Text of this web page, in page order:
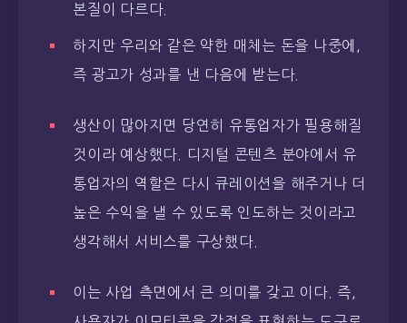
본질이 다르다.
하지만 우리와 같은 약한 매체는 돈을 나중에,
즉 광고가 성과를 낸 다음에 받는다.
생산이 많아지면 당연히 유통업자가 필용해질
것이라 예상했다. 디지털 콘텐츠 분야에서 유
통업자의 역할은 다시 큐레이션을 해주거나 더
높은 수익을 낼 수 있도록 인도하는 것이라고
생각해서 서비스를 구상했다.
이는 사업 측면에서 큰 의미를 갖고 이다. 즉,